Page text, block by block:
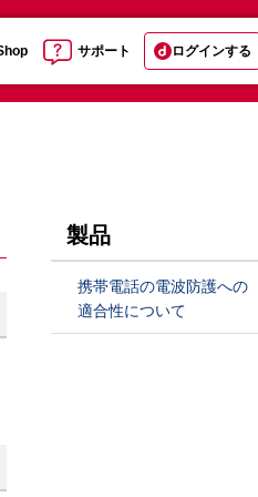
サポート ログインする
製品
携帯電話の電波防護への
適合性について